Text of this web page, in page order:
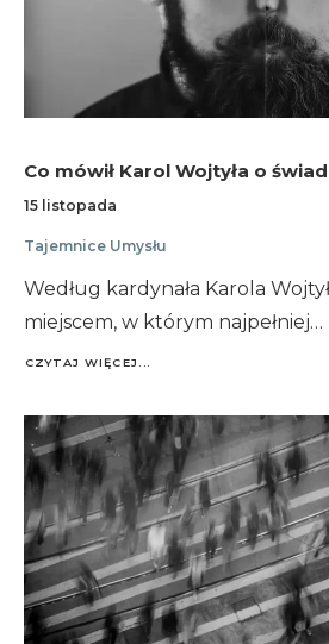
Co mówił Karol Wojtyła o
15 listopada
Tajemnice Umysłu
Według kardynała Karola
miejscem, w którym najpełniej…
CZYTAJ WIĘCEJ...